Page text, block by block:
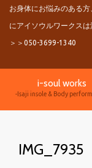
ン
お身体にお悩みのある
にアイソウルワークス
＞＞050-3699-1340
i-soul works
-Isaji insole & Body
IMG_7935